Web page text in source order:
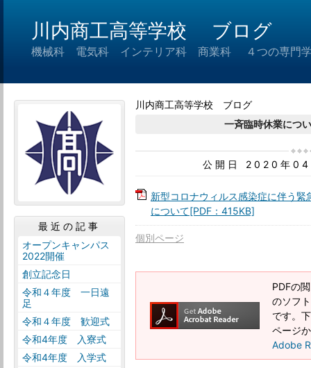
川内商工高等学校 ブログ
機械科 電気科 インテリア科 商業科 ４つの専門学
川内商工高等学校 ブログ
一斉臨時休業につ
公開日 2020年
新型コロナウィルス感染症に伴う
について[PDF：415KB]
個別ページ
PDFの
のソフ
です。
ページ
Adobe
最近の記事
オープンキャンパス
2022開催
創立記念日
令和４年度 一日遠
足
令和４年度 歓迎式
令和4年度 入寮式
令和4年度 入学式